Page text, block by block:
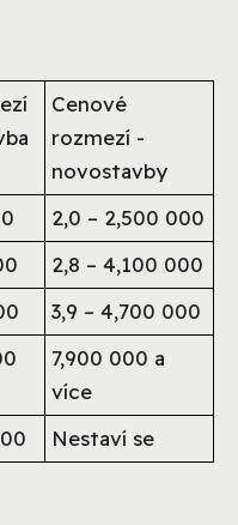
Cenové
rozmezí -
novostavby
2,0 – 2,500 000
2,8 – 4,100 000
3,9 – 4,700 000
7,900 000 a
více
Nestaví se